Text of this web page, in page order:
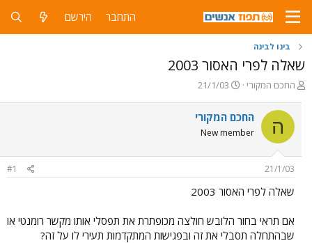
התחבר הירשם
בינו לבינה
שאלה לפרי האסור 2003
פ
ח
ה
ו
ש
החכם המקורי
פ
ס
ם
ת
י
21/1/03
ה החכם המקורי
New member
21/1/03
#1
שאלה לפרי האסור 2003
אם תראי בחור הלובש חולצה מכופתרת את תפסלי אותו מקשר רומנטי או
שבהתחלה תסבלי את זה ובפגישות המתקדמות תעירי לו על זה?